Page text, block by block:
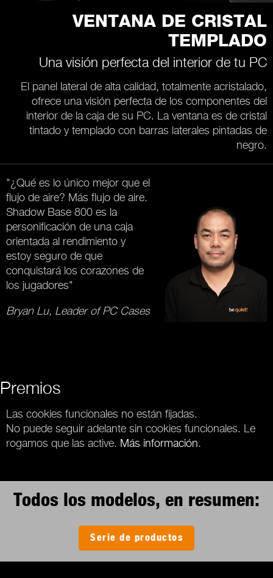
VENTANA DE CRISTAL
TEMPLADO
Una visión perfecta del interior de tu PC
El panel lateral de alta calidad, totalmente acristalado,
ofrece una visión perfecta de los componentes del
interior de la caja de su PC. La ventana es de cristal
tintado y templado con barras laterales pintadas de
negro.
"¿Qué es lo único mejor que el
flujo de aire? Más flujo de aire.
Shadow Base 800 es la
personificación de una caja
orientada al rendimiento y
estoy seguro de que
conquistará los corazones de
los jugadores"
Bryan Lu, Leader of PC Cases
Premios
Las cookies funcionales no están fijadas.
No puede seguir adelante sin cookies funcionales. Le
rogamos que las active. Más información.
Todos los modelos, en resumen:
Serie de productos